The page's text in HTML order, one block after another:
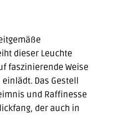
dieser Leuchte
faszinierende Weise
Das Gestell
und Raffinesse
der auch in